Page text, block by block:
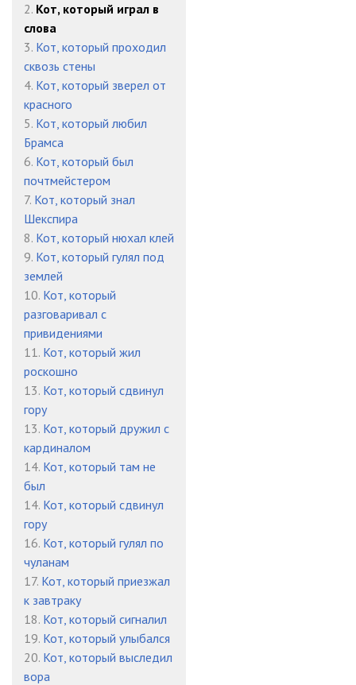
17_glava-17
18_glava-18
19_glava-19
20_glava-20
21_glava-21
2. Кот, который играл в
слова
3. Кот, который проходил
сквозь стены
4. Кот, который зверел от
красного
5. Кот, который любил
Брамса
6. Кот, который был
почтмейстером
7. Кот, который знал
Шекспира
8. Кот, который нюхал клей
9. Кот, который гулял под
землей
10. Кот, который
разговаривал с
привидениями
11. Кот, который жил
роскошно
13. Кот, который сдвинул
гору
13. Кот, который дружил с
кардиналом
14. Кот, который там не
был
14. Кот, который сдвинул
гору
16. Кот, который гулял по
чуланам
17. Кот, который приезжал
к завтраку
18. Кот, который сигналил
19. Кот, который улыбался
20. Кот, который выследил
вора